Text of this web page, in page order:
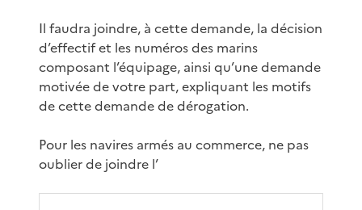
Il faudra joindre, à cette demande, la décision
d’effectif et les numéros des marins
composant l’équipage, ainsi qu’une demande
motivée de votre part, expliquant les motifs
de cette demande de dérogation.
Pour les navires armés au commerce, ne pas
oublier de joindre l’